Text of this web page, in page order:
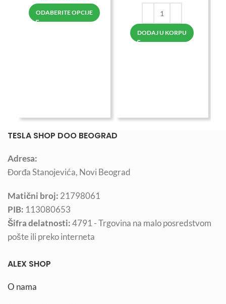
ODABERITE OPCIJE
DODAJ U KORPU
TESLA SHOP DOO BEOGRAD
Adresa:
Đorđa Stanojevića, Novi Beograd
Matični broj: 21798061
PIB: 113080653
Šifra delatnosti:4791 - Trgovina na malo posredstvom
pošte ili preko interneta
ALEX SHOP
O nama